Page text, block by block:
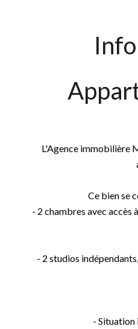
L'Agence immobilière
Ce bien se
- 2 chambres avec accès
- 2 studios
- Situation